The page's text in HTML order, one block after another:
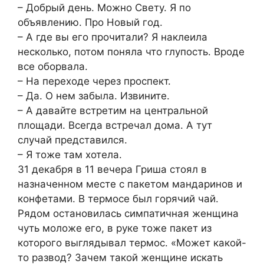
– Добрый день. Можно Свету. Я по
объявлению. Про Новый год.
– А где вы его прочитали? Я наклеила
несколько, потом поняла что глупость. Вроде
все оборвала.
– На переходе через проспект.
– Да. О нем забыла. Извините.
– А давайте встретим на центральной
площади. Всегда встречал дома. А тут
случай представился.
– Я тоже там хотела.
31 декабря в 11 вечера Гриша стоял в
назначенном месте с пакетом мандаринов и
конфетами. В термосе был горячий чай.
Рядом остановилась симпатичная женщина
чуть моложе его, в руке тоже пакет из
которого выглядывал термос. «Может какой-
то развод? Зачем такой женщине искать